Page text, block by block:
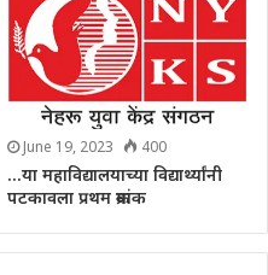
June 19, 2023 400
…या महाविद्यालयाच्या विद्यार्थ्यांनी
पटकावला प्रथम क्रमांक